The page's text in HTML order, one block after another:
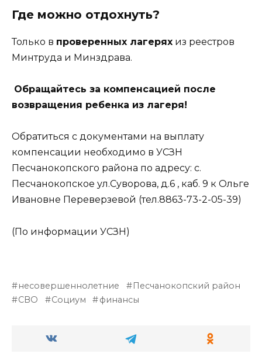
Где можно отдохнуть?
Только в проверенных лагерях из реестров
Минтруда и Минздрава.
Обращайтесь за компенсацией после
возвращения ребенка из лагеря!
Обратиться с документами на выплату
компенсации необходимо в УСЗН
Песчанокопского района по адресу: с.
Песчанокопское ул.Суворова, д.6 , каб. 9 к Ольге
Ивановне Переверзевой (тел.8863-73-2-05-39)
(По информации УСЗН)
несовершеннолетние
Песчанокопский район
СВО
Социум финансы